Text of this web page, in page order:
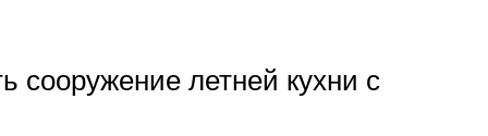
летней кухни с